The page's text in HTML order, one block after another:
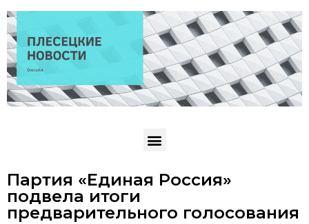
Партия «Единая Россия»
подвела итоги
предварительного голосования